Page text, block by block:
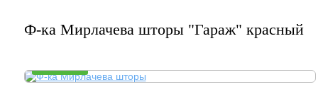
Ф-ка Мирлачева шторы "Гараж" красный